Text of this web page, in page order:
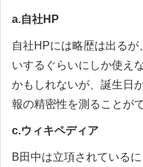
a.自社HP
自社HPには略歴は出る
いするぐらいにしか使え
かもしれないが、誕生日
報の精密性を測ることがで
c.ウィキペディア
B田中は立項されている